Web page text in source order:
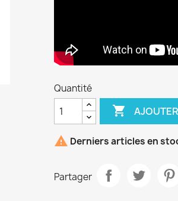
Quantité

 Derniers articles en
Partager